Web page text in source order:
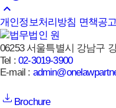
keyboard_arrow_up
개인정보처리방침 면책공고
06253 서울특별시 강남구
Tel :02-3019-3900
E-mail :
Brochure